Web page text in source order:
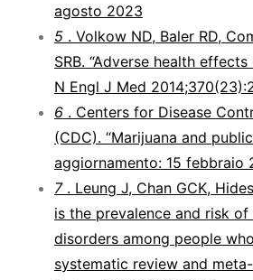
agosto 2023
5 . Volkow ND, Baler RD,
SRB. “Adverse health effects
N Engl J Med
6 . Centers for Disease
(CDC). “Marijuana and
aggiornamento: 15 febbraio
7. Leung J, Chan GCK,
is the prevalence and risk of
disorders among people
systematic review and